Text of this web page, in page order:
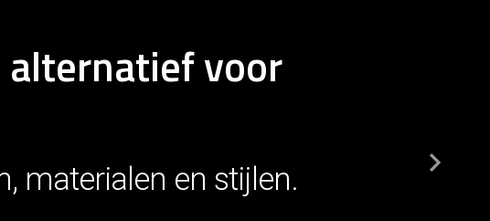
Tarieven
voor
materialen en stijlen.